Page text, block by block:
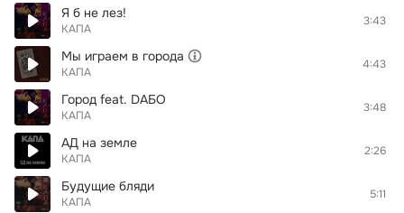
Я б не лез!
КАПА
3:43
Мы играем в города
КАПА
4:43
Город feat. DAБО
КАПА
3:48
АД на земле
КАПА
2:26
Будущие бляди
КАПА
5:11